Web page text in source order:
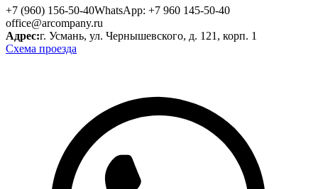
+7 (960) 156-50-40WhatsApp: +7 960 145-50-40
office@arcompany.ru
Адрес:г. Усмань, ул. Чернышевского, д. 121, корп. 1
Схема проезда